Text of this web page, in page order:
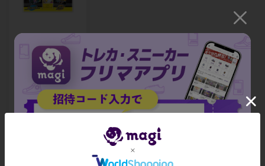
拡張パック「タッ
グボルト」発売記
念 イオン限定スペ
シャルパック 未開
封BOX